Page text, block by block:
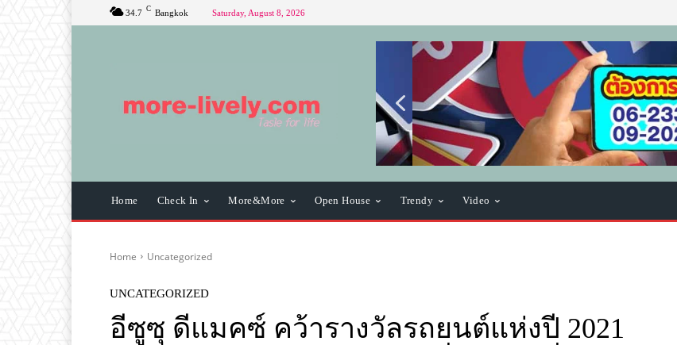
34.7 C Bangkok Saturday, August 8, 2026
Home Check In More&More Open House Trendy Video
Home Uncategorized
UNCATEGORIZED
อีซูซุ ดีแมคซ์ คว้ารางวัลรถยนต์แห่งปี 2021